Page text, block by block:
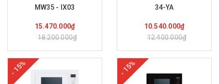
MW35 - IX03
15.470.000₫
18.200.000₫
34-YA
10.540.000₫
12.400.000₫
- 15% - 15%